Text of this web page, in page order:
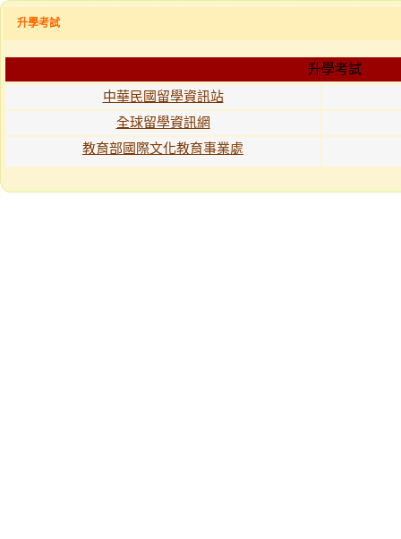
升學考試
升學考試
中華民國留學資訊站
全球留學資訊網
教育部國際文化教育事業處